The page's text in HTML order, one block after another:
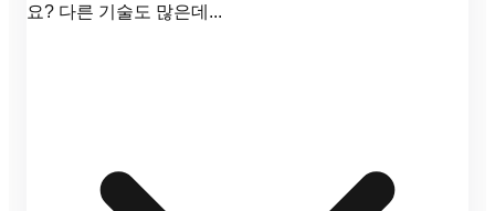
요? 다른 기술도 많은데...